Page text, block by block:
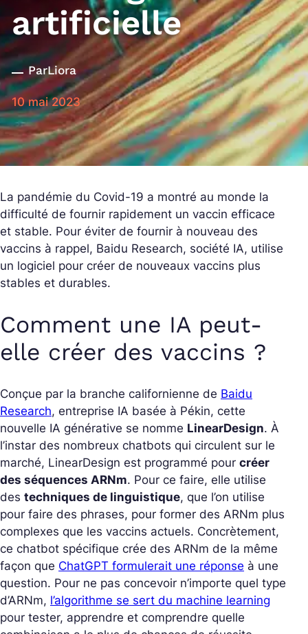
artificielle
ParLiora
10 mai 2023
La pandémie du Covid-19 a montré au monde la
difficulté de fournir rapidement un vaccin efficace
et stable. Pour éviter de fournir à nouveau des
vaccins à rappel, Baidu Research, société IA, utilise
un logiciel pour créer de nouveaux vaccins plus
stables et durables.
Comment une IA peut-
elle créer des vaccins ?
Conçue par la branche californienne de Baidu
Research, entreprise IA basée à Pékin, cette
nouvelle IA générative se nomme LinearDesign. À
l’instar des nombreux chatbots qui circulent sur le
marché, LinearDesign est programmé pour créer
des séquences ARNm. Pour ce faire, elle utilise
des techniques de linguistique, que l’on utilise
pour faire des phrases, pour former des ARNm plus
complexes que les vaccins actuels. Concrètement,
ce chatbot spécifique crée des ARNm de la même
façon que ChatGPT formulerait une réponse à une
question. Pour ne pas concevoir n’importe quel type
d’ARNm, l’algorithme se sert du machine learning
pour tester, apprendre et comprendre quelle